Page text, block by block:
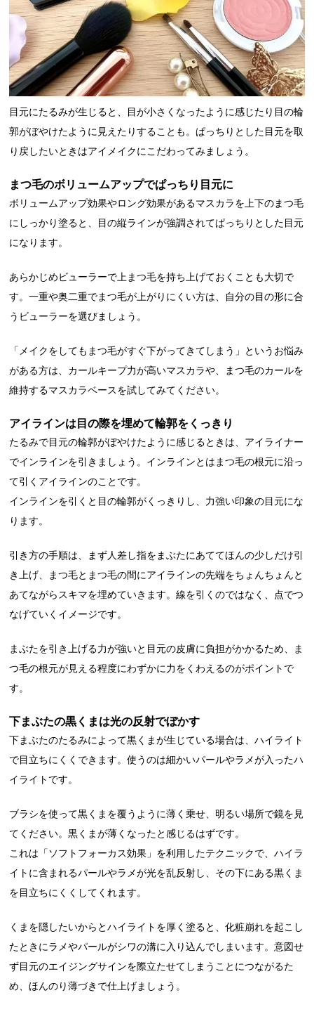
目元にたるみが生じると、目が小さくなったように感じたり目の輪
郭がぼやけたように見えたりすることも。ぱっちりとした目元を取
り戻したいときはアイメイクにこだわってみましょう。
まつ毛のボリュームアップでぱっちり目元に
ボリュームアップ効果やロング効果があるマスカラを上下のまつ毛
にしっかり塗ると、目の縦ラインが強調されてぱっちりとした目元
になります。
あらかじめビューラーで上まつ毛を持ち上げておくことも大切で
す。一重や奥二重でまつ毛が上がりにくい方は、自分の目の形に合
うビューラーを選びましょう。
「メイクをしてもまつ毛がすぐ下がってきてしまう」というお悩み
がある方は、カールキープ力が高いマスカラや、まつ毛のカールを
維持するマスカラベースを試してみてください。
アイラインは目の際を埋めて輪郭をくっきり
たるみで目元の輪郭がぼやけたように感じるときは、アイライナー
でインラインを引きましょう。インラインとはまつ毛の根元に沿っ
て引くアイラインのことです。
インラインを引くと目の輪郭がくっきりし、力強い印象の目元にな
ります。
引き方の手順は、まず人差し指をまぶたにあててほんの少しだけ引
き上げ、まつ毛とまつ毛の間にアイラインの先端をちょんちょんと
あてながらスキマを埋めていきます。線を引くのではなく、点でつ
なげていくイメージです。
まぶたを引き上げる力が強いと目元の皮膚に負担がかかるため、ま
つ毛の根元が見える程度にわずかに力をくわえるのがポイントで
す。
下まぶたの黒くまは光の反射でぼかす
下まぶたのたるみによって黒くまが生じている場合は、ハイライト
で目立ちにくくできます。使うのは細かいパールやラメが入ったハ
イライトです。
ブラシを使って黒くまを覆うように薄く乗せ、明るい場所で鏡を見
てください。黒くまが薄くなったと感じるはずです。
これは「ソフトフォーカス効果」を利用したテクニックで、ハイラ
イトに含まれるパールやラメが光を乱反射し、その下にある黒くま
を目立ちにくくしてくれます。
くまを隠したいからとハイライトを厚く塗ると、化粧崩れを起こし
たときにラメやパールがシワの溝に入り込んでしまいます。意図せ
ず目元のエイジングサインを際立たせてしまうことにつながるた
め、ほんのり薄づきで仕上げましょう。